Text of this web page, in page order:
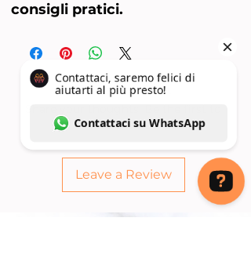
consigli pratici.
No Reviews Yet
leave a review.
Leave a Review